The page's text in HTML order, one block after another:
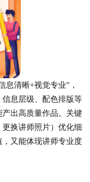
息清晰+视觉专业”，
息层级、配色排版等
出高质量作品。关键
换讲师照片）优化细
又能体现讲师专业度